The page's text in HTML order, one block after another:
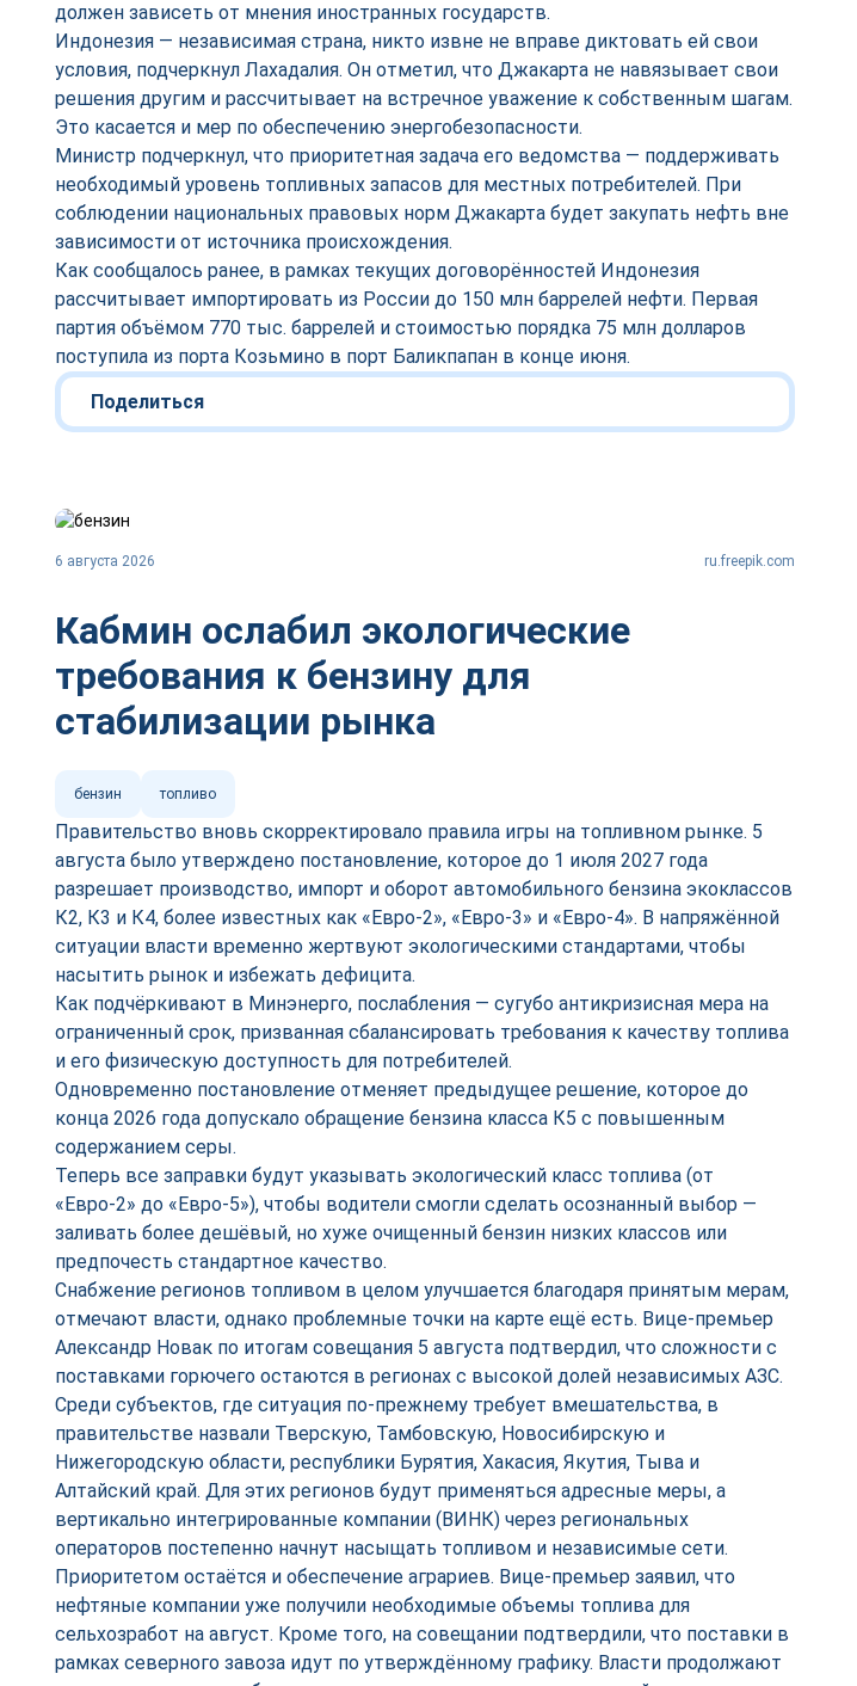
должен зависеть от мнения иностранных государств.
Индонезия — независимая страна, никто извне не вправе диктовать ей свои
условия, подчеркнул Лахадалия. Он отметил, что Джакарта не навязывает свои
решения другим и рассчитывает на встречное уважение к собственным шагам.
Это касается и мер по обеспечению энергобезопасности.
Министр подчеркнул, что приоритетная задача его ведомства — поддерживать
необходимый уровень топливных запасов для местных потребителей. При
соблюдении национальных правовых норм Джакарта будет закупать нефть вне
зависимости от источника происхождения.
Как сообщалось ранее, в рамках текущих договорённостей Индонезия
рассчитывает импортировать из России до 150 млн баррелей нефти. Первая
партия объёмом 770 тыс. баррелей и стоимостью порядка 75 млн долларов
поступила из порта Козьмино в порт Баликпапан в конце июня.
Поделиться
6 августа 2026 ru.freepik.com
Кабмин ослабил экологические
требования к бензину для
стабилизации рынка
бензин топливо
Правительство вновь скорректировало правила игры на топливном рынке. 5
августа было утверждено постановление, которое до 1 июля 2027 года
разрешает производство, импорт и оборот автомобильного бензина экоклассов
К2, К3 и К4, более известных как «Евро-2», «Евро-3» и «Евро-4». В напряжённой
ситуации власти временно жертвуют экологическими стандартами, чтобы
насытить рынок и избежать дефицита.
Как подчёркивают в Минэнерго, послабления — сугубо антикризисная мера на
ограниченный срок, призванная сбалансировать требования к качеству топлива
и его физическую доступность для потребителей.
Одновременно постановление отменяет предыдущее решение, которое до
конца 2026 года допускало обращение бензина класса К5 с повышенным
содержанием серы.
Теперь все заправки будут указывать экологический класс топлива (от
«Евро-2» до «Евро-5»), чтобы водители смогли сделать осознанный выбор —
заливать более дешёвый, но хуже очищенный бензин низких классов или
предпочесть стандартное качество.
Снабжение регионов топливом в целом улучшается благодаря принятым мерам,
отмечают власти, однако проблемные точки на карте ещё есть. Вице-премьер
Александр Новак по итогам совещания 5 августа подтвердил, что сложности с
поставками горючего остаются в регионах с высокой долей независимых АЗС.
Среди субъектов, где ситуация по-прежнему требует вмешательства, в
правительстве назвали Тверскую, Тамбовскую, Новосибирскую и
Нижегородскую области, республики Бурятия, Хакасия, Якутия, Тыва и
Алтайский край. Для этих регионов будут применяться адресные меры, а
вертикально интегрированные компании (ВИНК) через региональных
операторов постепенно начнут насыщать топливом и независимые сети.
Приоритетом остаётся и обеспечение аграриев. Вице-премьер заявил, что
нефтяные компании уже получили необходимые объемы топлива для
сельхозработ на август. Кроме того, на совещании подтвердили, что поставки в
рамках северного завоза идут по утверждённому графику. Власти продолжают